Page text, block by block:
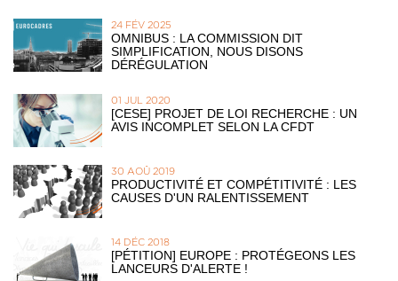
24 FÉV 2025
OMNIBUS : LA COMMISSION DIT
SIMPLIFICATION, NOUS DISONS
DÉRÉGULATION
01 JUL 2020
[CESE] PROJET DE LOI RECHERCHE : UN
AVIS INCOMPLET SELON LA CFDT
30 AOÛ 2019
PRODUCTIVITÉ ET COMPÉTITIVITÉ : LES
CAUSES D'UN RALENTISSEMENT
14 DÉC 2018
[PÉTITION] EUROPE : PROTÉGEONS LES
LANCEURS D'ALERTE !